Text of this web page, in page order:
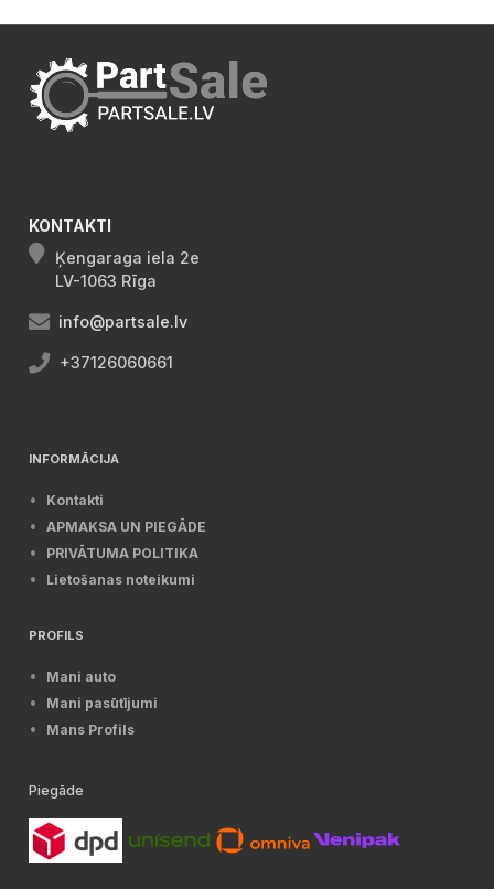
KONTAKTI
Ķengaraga iela 2e
LV-1063 Rīga
info@partsale.lv
+37126060661
INFORMĀCIJA
Kontakti
APMAKSA UN PIEGĀDE
PRIVĀTUMA POLITIKA
Lietošanas noteikumi
PROFILS
Mani auto
Mani pasūtījumi
Mans Profils
Piegāde